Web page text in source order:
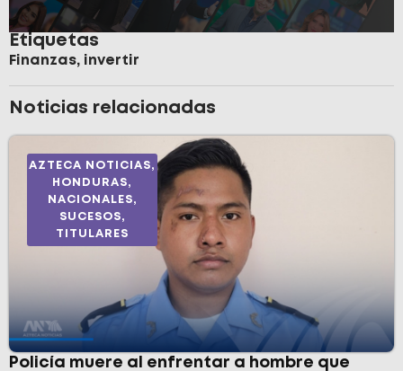
Etiquetas
Finanzas, invertir
Noticias relacionadas
AZTECA NOTICIAS,
HONDURAS,
NACIONALES,
SUCESOS,
TITULARES
Policía muere al enfrentar a hombre que